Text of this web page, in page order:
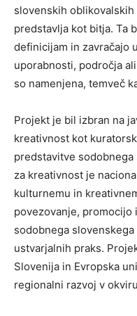
slovenskih
predstavlja kot bitja. Ta
definicijam in zavračajo
uporabnosti, področja
so namenjena, temveč
Projekt je bil izbran na
kreativnost kot
predstavitve
za kreativnost je
kulturnemu in
povezovanje,
sodobnega
ustvarjalnih praks.
Slovenija in Evropska
regionalni razvoj v